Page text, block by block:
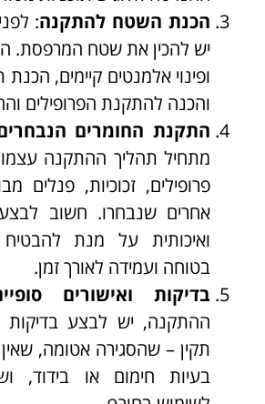
הכנת השטח להתקנה:
יש להכין את שטח המרפסת.
ופינוי אלמנטים קיימים,
והכנה להתקנת הפרופילים
התקנת החומרים
מתחיל תהליך ההתקנה
פרופילים, זכוכיות, פנלים
אחרים שנבחרו. חשוב
ואיכותית על מנת
בטוחה ועמידה לאורך זמן.
בדיקות ואישורים
ההתקנה, יש לבצע בדיקות
תקין – שהסגירה אטומה,
בעיות חימום או בידוד,